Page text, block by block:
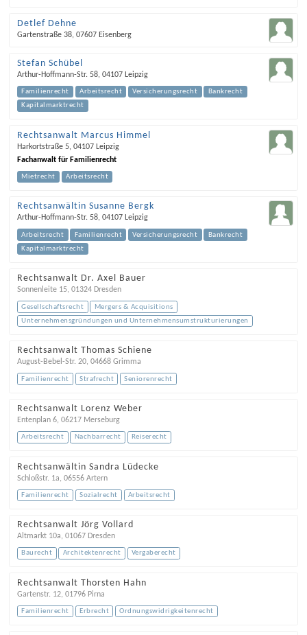
Detlef Dehne
Gartenstraße 38, 07607 Eisenberg
Stefan Schübel
Arthur-Hoffmann-Str. 58, 04107 Leipzig
Familienrecht Arbeitsrecht Versicherungsrecht
Bankrecht
Kapitalmarktrecht
Rechtsanwalt Marcus Himmel
Harkortstraße 5, 04107 Leipzig
Fachanwalt für Familienrecht
Mietrecht Arbeitsrecht
Rechtsanwältin Susanne Bergk
Arthur-Hoffmann-Str. 58, 04107 Leipzig
Arbeitsrecht Familienrecht Versicherungsrecht
Bankrecht
Kapitalmarktrecht
Rechtsanwalt Dr. Axel Bauer
Sonnenleite 15, 01324 Dresden
Gesellschaftsrecht
Mergers & Acquisitions
Unternehmensgründungen und Unternehmensumstrukturierungen
Rechtsanwalt Thomas Schiene
August-Bebel-Str. 20, 04668 Grimma
Familienrecht Strafrecht Seniorenrecht
Rechtsanwalt Lorenz Weber
Entenplan 6, 06217 Merseburg
Arbeitsrecht Nachbarrecht Reiserecht
Rechtsanwältin Sandra Lüdecke
Schloßstr. 1a, 06556 Artern
Familienrecht Sozialrecht Arbeitsrecht
Rechtsanwalt Jörg Vollard
Altmarkt 10a, 01067 Dresden
Baurecht Architektenrecht Vergaberecht
Rechtsanwalt Thorsten Hahn
Gartenstr. 12, 01796 Pirna
Familienrecht Erbrecht Ordnungswidrigkeitenrecht